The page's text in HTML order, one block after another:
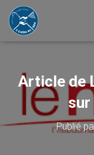
Article de
sur
Publié